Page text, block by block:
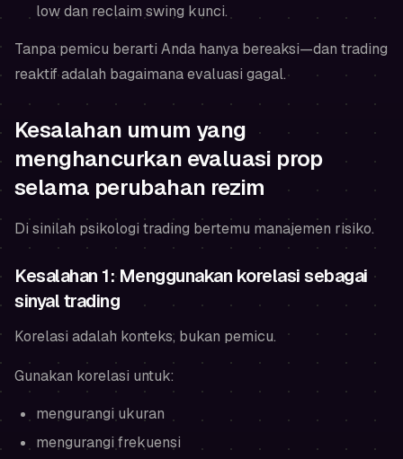
low dan reclaim swing kunci.
Tanpa pemicu berarti Anda hanya bereaksi—dan trading
reaktif adalah bagaimana evaluasi gagal.
Kesalahan umum yang
menghancurkan evaluasi prop
selama perubahan rezim
Di sinilah psikologi trading bertemu manajemen risiko.
Kesalahan 1: Menggunakan korelasi sebagai
sinyal trading
Korelasi adalah konteks, bukan pemicu.
Gunakan korelasi untuk:
mengurangi ukuran
mengurangi frekuensi